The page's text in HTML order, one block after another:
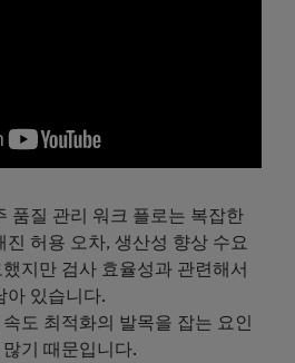
품질 관리 워크 플로는 복잡한
진 허용 오차, 생산성 향상 수요
지만 검사 효율성과 관련해서
아 있습니다.
도 최적화의 발목을 잡는 요인
기 때문입니다.